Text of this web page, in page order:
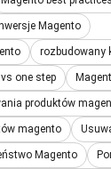
Magento
rozbudowany
one step
produktów
magento
Magento